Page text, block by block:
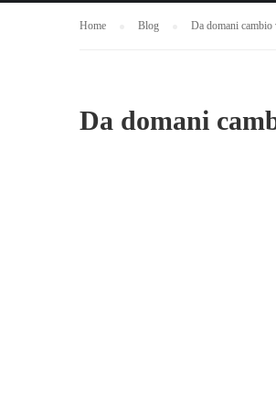
Home Blog Da domani cambio
Da domani